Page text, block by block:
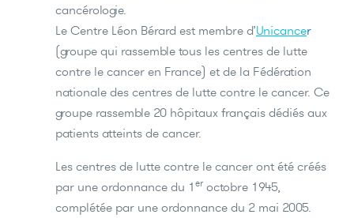
cancérologie.
Le Centre Léon Bérard est membre d’Unicancer
(groupe qui rassemble tous les centres de lutte
contre le cancer en France) et de la Fédération
nationale des centres de lutte contre le cancer. Ce
groupe rassemble 20 hôpitaux français dédiés aux
patients atteints de cancer.
Les centres de lutte contre le cancer ont été créés
par une ordonnance du 1 er octobre 1945,
complétée par une ordonnance du 2 mai 2005.